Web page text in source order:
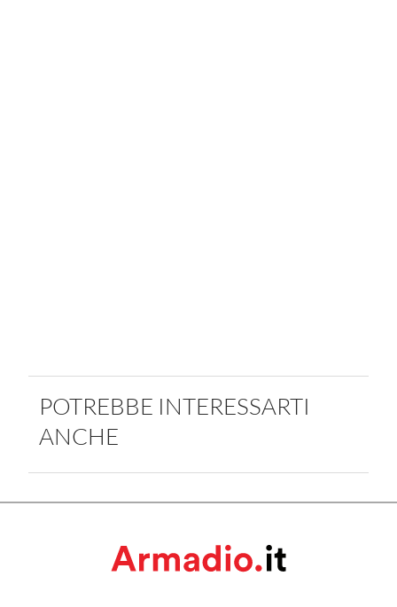
POTREBBE INTERESSARTI
ANCHE